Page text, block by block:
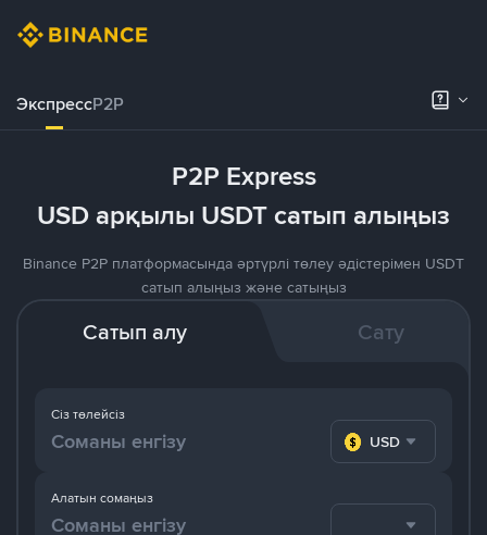
ЭкспрессP2P
P2P Express
USD арқылы USDT сатып алыңыз
Binance P2P платформасында әртүрлі төлеу әдістерімен USDT
сатып алыңыз және сатыңыз
Сатып алу Сату
Сіз төлейсіз
USD
Алатын сомаңыз